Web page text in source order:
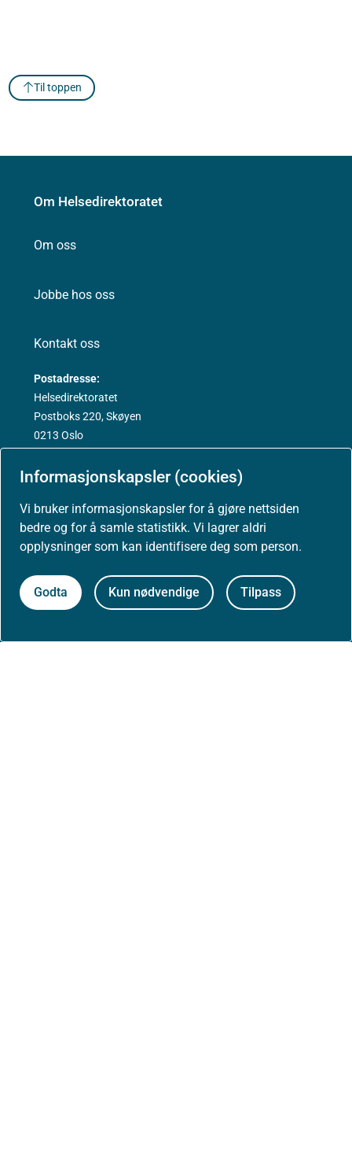
Informasjonskapsler (cookies)
Vi bruker informasjonskapsler for å gjøre nettsiden
bedre og for å samle statistikk. Vi lagrer aldri
opplysninger som kan identifisere deg som person.
Godta Kun nødvendige Tilpass
Til toppen
Om Helsedirektoratet
Om oss
Jobbe hos oss
Kontakt oss
Postadresse:
Helsedirektoratet
Postboks 220, Skøyen
0213 Oslo
Aktuelt